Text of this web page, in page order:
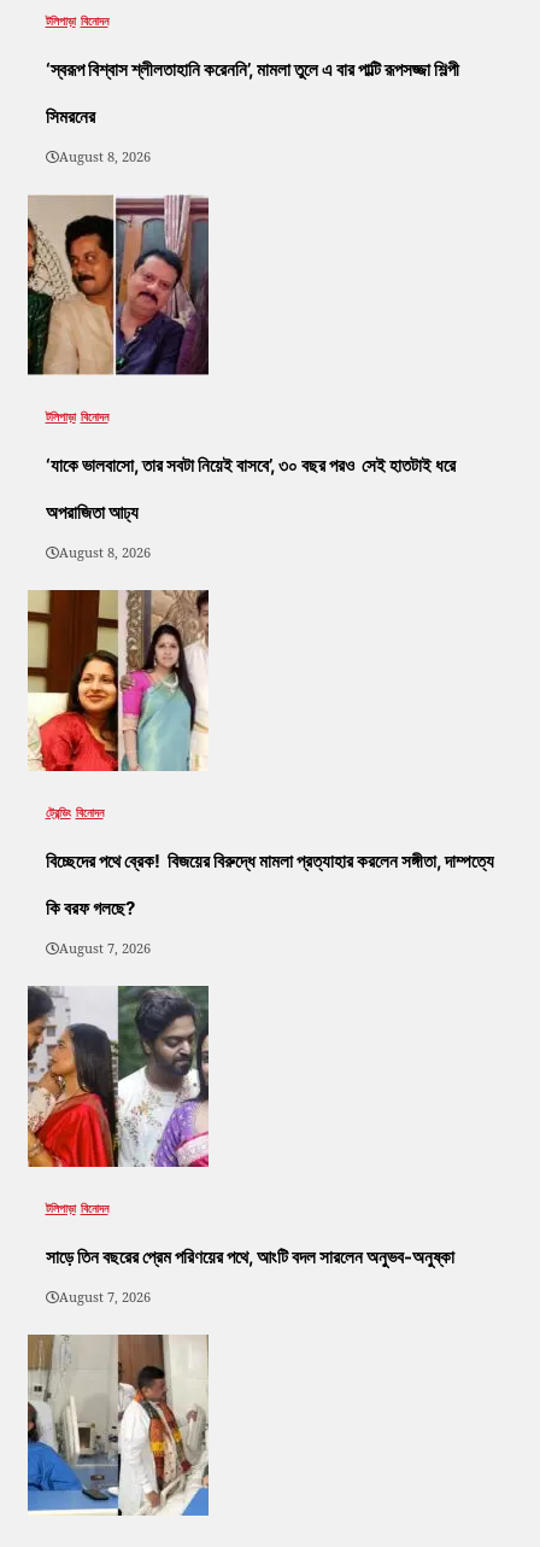
টলিপাড়া বিনোদন
‘স্বরূপ বিশ্বাস শ্লীলতাহানি করেননি’, মামলা তুলে এ বার পাল্টি রূপসজ্জা শিল্পী
সিমরনের
August 8, 2026
টলিপাড়া বিনোদন
‘যাকে ভালবাসো, তার সবটা নিয়েই বাসবে’, ৩০ বছর পরও সেই হাতটাই ধরে
অপরাজিতা আঢ্য
August 8, 2026
ট্রেন্ডিং বিনোদন
বিচ্ছেদের পথে ব্রেক! বিজয়ের বিরুদ্ধে মামলা প্রত্যাহার করলেন সঙ্গীতা, দাম্পত্যে
কি বরফ গলছে?
August 7, 2026
টলিপাড়া বিনোদন
সাড়ে তিন বছরের প্রেম পরিণয়ের পথে, আংটি বদল সারলেন অনুভব-অনুষ্কা
August 7, 2026